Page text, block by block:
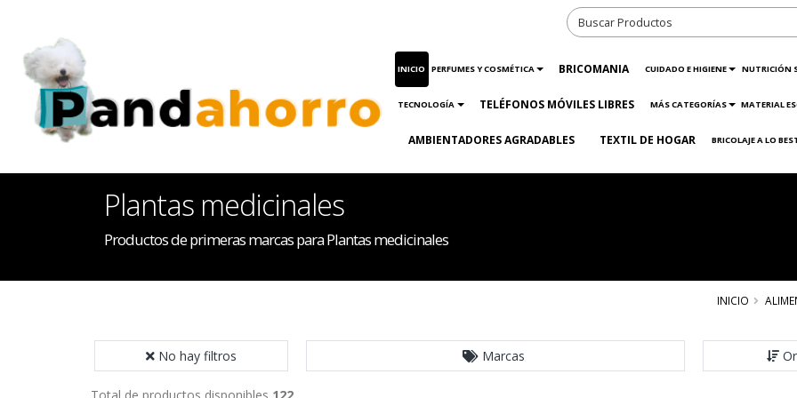
INICIO PERFUMES Y COSMÉTICA BRICOMANIA CUIDADO E HIGIENE NUTRICIÓN
TECNOLOGÍA TELÉFONOS MÓVILES LIBRES MÁS CATEGORÍAS MATERIAL
AMBIENTADORES AGRADABLES TEXTIL DE HOGAR BRICOLAJE A LO
Plantas medicinales
Productos de primeras marcas para Plantas medicinales
INICIO
No hay filtros Marcas